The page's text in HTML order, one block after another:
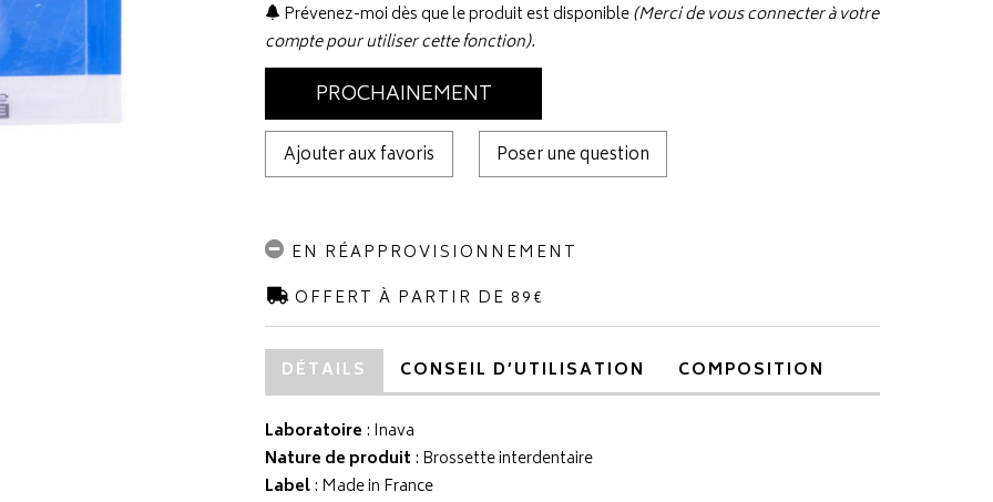
Prévenez-moi dès que le produit est disponible(Merci de vous connecter à votre
compte pour utiliser cette fonction).
PROCHAINEMENT
Ajouter aux favoris Poser une question
EN RÉAPPROVISIONNEMENT
OFFERT À PARTIR DE 89€
DÉTAILS CONSEIL D’UTILISATION COMPOSITION
Laboratoire : Inava
Nature de produit : Brossette interdentaire
Label: Made in France